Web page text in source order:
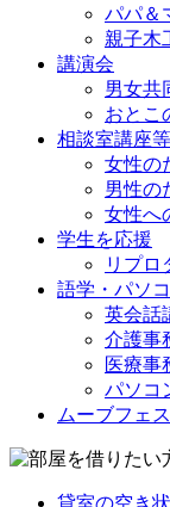
パパ＆
親子木
講演会
男女共
おとこ
相談室講座等
女性の
男性の
女性へ
学生を応援
リプロ
語学・パソ
英会話
介護事
医療事
パソコ
ムーブフェ
貸室の空き